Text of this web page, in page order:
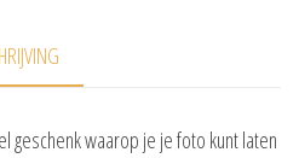
geschenk waarop je je foto kunt laten